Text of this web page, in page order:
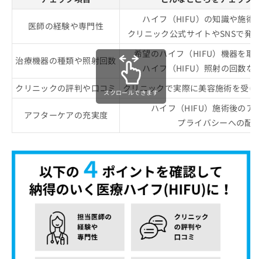
医師の経験や専門性
ハイフ（HIFU）の知識や施術
クリニック公式サイトやSNSで発
治療機器の種類や照射回数
希望のハイフ（HIFU）機器を取
ハイフ（HIFU）照射の回数な
クリニックの評判や口コミ
クリニックで実際に美容施術を受け
アフターケアの充実度
ハイフ（HIFU）施術後のア
プライバシーへの配
スクロールできます